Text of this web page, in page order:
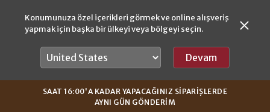
Konumunuza özel içerikleri görmek ve online alışveriş
yapmak için başka bir ülkeyi veya bölgeyi seçin.
Devam
SAAT 16:00'A KADAR YAPACAĞINIZ SIPARIŞLERDE
AYNI GÜN GÖNDERIM